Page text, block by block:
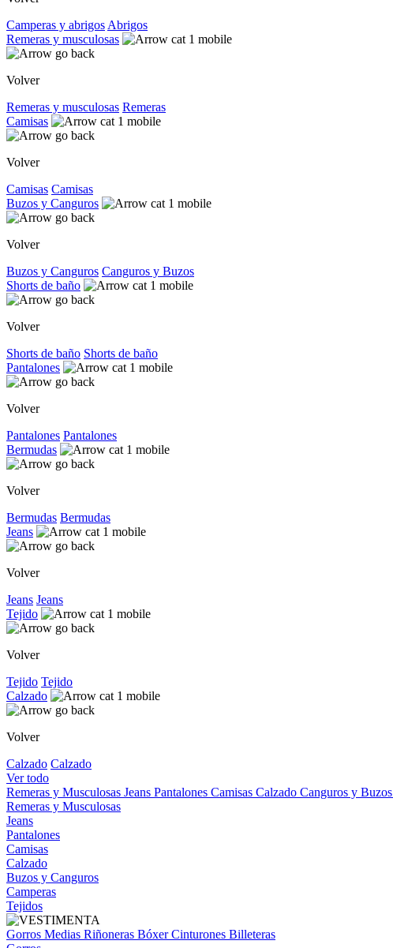
Camperas y abrigos Abrigos
Remeras y musculosas
Volver
Remeras y musculosas Remeras
Camisas
Volver
Camisas Camisas
Buzos y Canguros
Volver
Buzos y Canguros Canguros y Buzos
Shorts de baño
Volver
Shorts de baño Shorts de baño
Pantalones
Volver
Pantalones Pantalones
Bermudas
Volver
Bermudas Bermudas
Jeans
Volver
Jeans Jeans
Tejido
Volver
Tejido Tejido
Calzado
Volver
Calzado Calzado
Ver todo
Remeras y Musculosas Jeans Pantalones Camisas Calzado Canguros y Buzos
Remeras y Musculosas
Jeans
Pantalones
Camisas
Calzado
Buzos y Canguros
Camperas
Tejidos
Gorros Medias Riñoneras BóxerCinturones Billeteras